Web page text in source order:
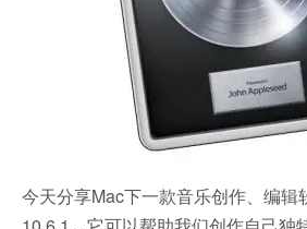
今天分享Mac下一款音乐创作、编